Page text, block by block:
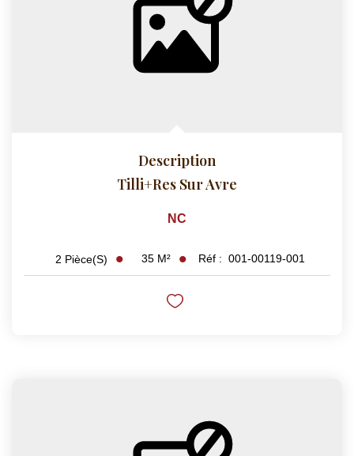
Description
Tilli+res Sur Avre
NC
2 Pièce(s) 35 M² Réf : 001-00119-001